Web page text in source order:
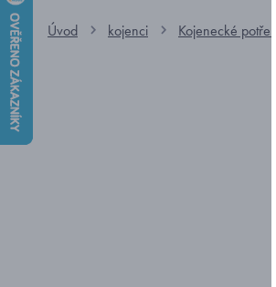
Úvod kojenci Kojenecké potřeby